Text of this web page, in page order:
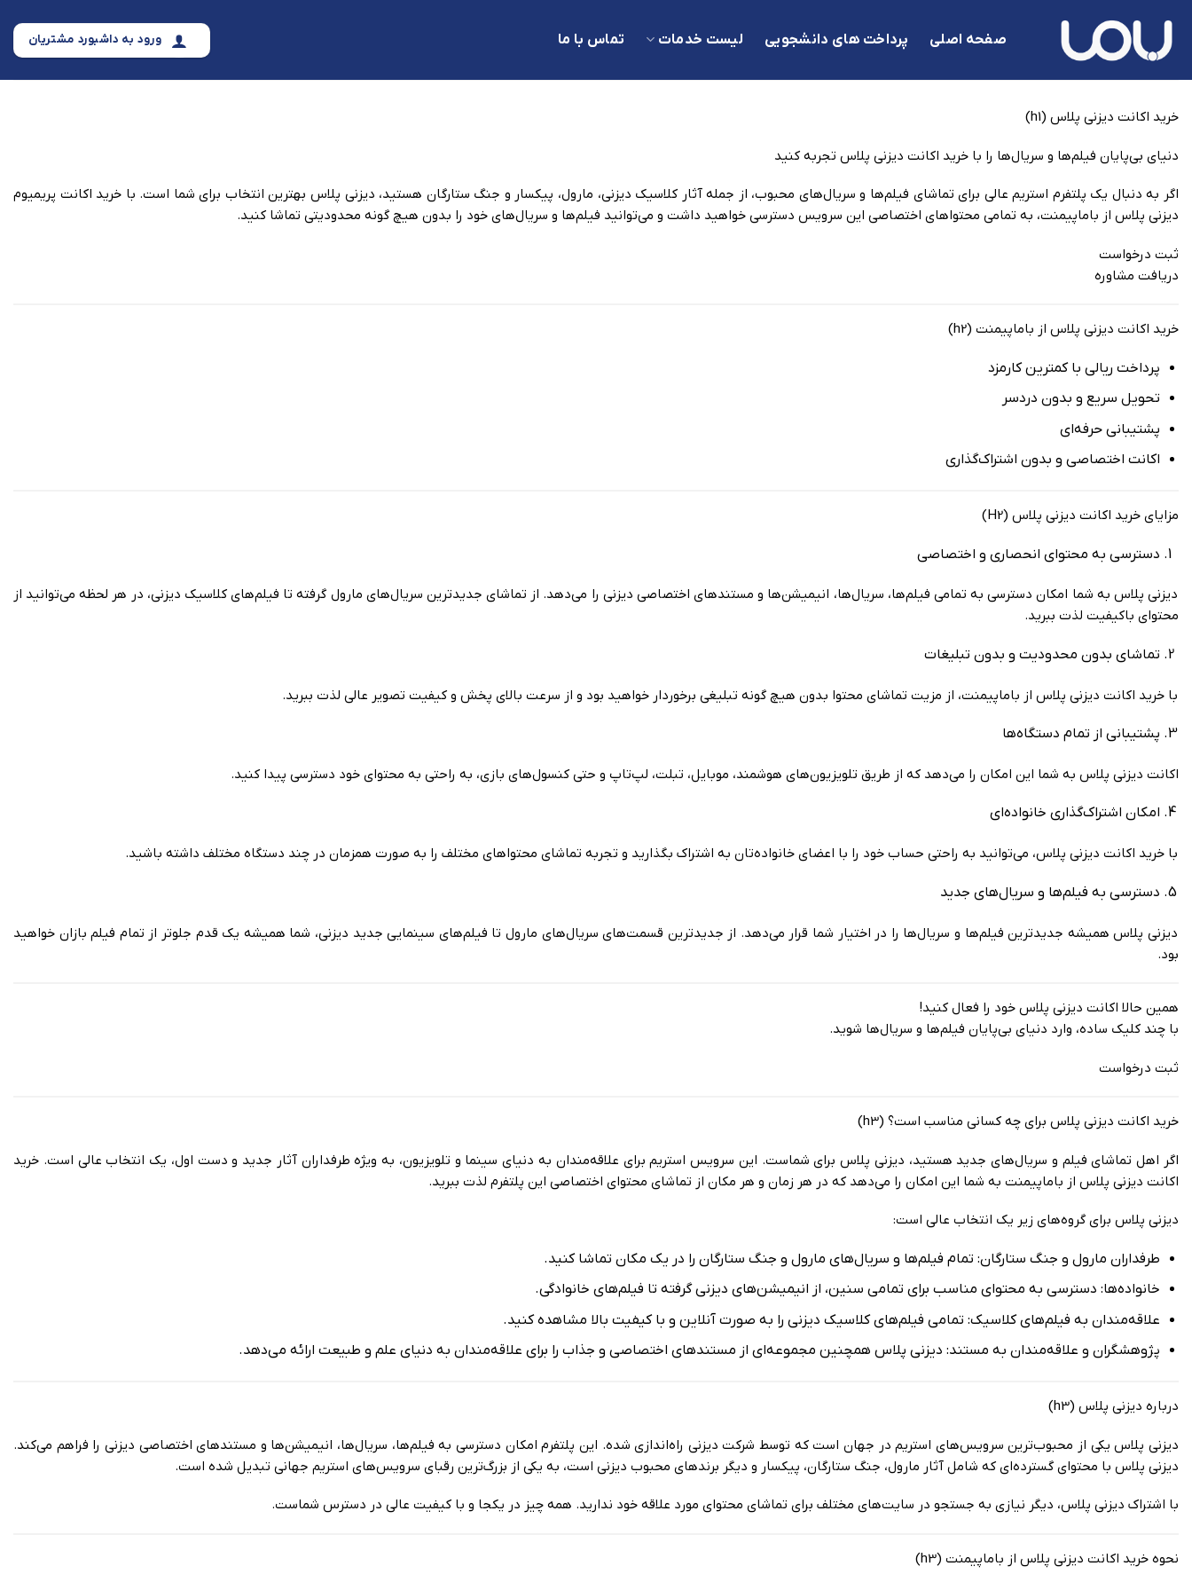
content
صفحه اصلی پرداخت های دانشجویی لیست خدمات تماس با ما ورود به داشبورد مشتریان
خرید اکانت دیزنی پلاس (h1)
دنیای بی‌پایان فیلم‌ها و سریال‌ها را با خرید اکانت دیزنی پلاس تجربه کنید
اگر به دنبال یک پلتفرم استریم عالی برای تماشای فیلم‌ها و سریال‌های محبوب، از جمله آثار کلاسیک دیزنی، مارول، پیکسار و جنگ ستارگان هستید، دیزنی پلاس بهترین انتخاب برای شما است. با خرید اکانت پریمیوم
دیزنی پلاس از باماپیمنت، به تمامی محتواهای اختصاصی این سرویس دسترسی خواهید داشت و می‌توانید فیلم‌ها و سریال‌های خود را بدون هیچ گونه محدودیتی تماشا کنید.
ثبت درخواست
دریافت مشاوره
خرید اکانت دیزنی پلاس از باماپیمنت (h2)
پرداخت ریالی با کمترین کارمزد
تحویل سریع و بدون دردسر
پشتیبانی حرفه‌ای
اکانت اختصاصی و بدون اشتراک‌گذاری
مزایای خرید اکانت دیزنی پلاس (H2)
دسترسی به محتوای انحصاری و اختصاصی
دیزنی پلاس به شما امکان دسترسی به تمامی فیلم‌ها، سریال‌ها، انیمیشن‌ها و مستندهای اختصاصی دیزنی را می‌دهد. از تماشای جدیدترین سریال‌های مارول گرفته تا فیلم‌های کلاسیک دیزنی، در هر لحظه می‌توانید از
محتوای باکیفیت لذت ببرید.
تماشای بدون محدودیت و بدون تبلیغات
با خرید اکانت دیزنی پلاس از باماپیمنت، از مزیت تماشای محتوا بدون هیچ گونه تبلیغی برخوردار خواهید بود و از سرعت بالای پخش و کیفیت تصویر عالی لذت ببرید.
پشتیبانی از تمام دستگاه‌ها
اکانت دیزنی پلاس به شما این امکان را می‌دهد که از طریق تلویزیون‌های هوشمند، موبایل، تبلت، لپ‌تاپ و حتی کنسول‌های بازی، به راحتی به محتوای خود دسترسی پیدا کنید.
امکان اشتراک‌گذاری خانواده‌ای
با خرید اکانت دیزنی پلاس، می‌توانید به راحتی حساب خود را با اعضای خانواده‌تان به اشتراک بگذارید و تجربه تماشای محتواهای مختلف را به صورت همزمان در چند دستگاه مختلف داشته باشید.
دسترسی به فیلم‌ها و سریال‌های جدید
دیزنی پلاس همیشه جدیدترین فیلم‌ها و سریال‌ها را در اختیار شما قرار می‌دهد. از جدیدترین قسمت‌های سریال‌های مارول تا فیلم‌های سینمایی جدید دیزنی، شما همیشه یک قدم جلوتر از تمام فیلم بازان خواهید
بود.
همین حالا اکانت دیزنی پلاس خود را فعال کنید!
با چند کلیک ساده، وارد دنیای بی‌پایان فیلم‌ها و سریال‌ها شوید.
ثبت درخواست
خرید اکانت دیزنی پلاس برای چه کسانی مناسب است؟ (h3)
اگر اهل تماشای فیلم و سریال‌های جدید هستید، دیزنی پلاس برای شماست. این سرویس استریم برای علاقه‌مندان به دنیای سینما و تلویزیون، به ویژه طرفداران آثار جدید و دست اول، یک انتخاب عالی است. خرید
اکانت دیزنی پلاس از باماپیمنت به شما این امکان را می‌دهد که در هر زمان و هر مکان از تماشای محتوای اختصاصی این پلتفرم لذت ببرید.
دیزنی پلاس برای گروه‌های زیر یک انتخاب عالی است:
طرفداران مارول و جنگ ستارگان: تمام فیلم‌ها و سریال‌های مارول و جنگ ستارگان را در یک مکان تماشا کنید.
خانواده‌ها: دسترسی به محتوای مناسب برای تمامی سنین، از انیمیشن‌های دیزنی گرفته تا فیلم‌های خانوادگی.
علاقه‌مندان به فیلم‌های کلاسیک: تمامی فیلم‌های کلاسیک دیزنی را به صورت آنلاین و با کیفیت بالا مشاهده کنید.
پژوهشگران و علاقه‌مندان به مستند: دیزنی پلاس همچنین مجموعه‌ای از مستندهای اختصاصی و جذاب را برای علاقه‌مندان به دنیای علم و طبیعت ارائه می‌دهد.
درباره دیزنی پلاس (h3)
دیزنی پلاس یکی از محبوب‌ترین سرویس‌های استریم در جهان است که توسط شرکت دیزنی راه‌اندازی شده. این پلتفرم امکان دسترسی به فیلم‌ها، سریال‌ها، انیمیشن‌ها و مستندهای اختصاصی دیزنی را فراهم می‌کند.
دیزنی پلاس با محتوای گسترده‌ای که شامل آثار مارول، جنگ ستارگان، پیکسار و دیگر برندهای محبوب دیزنی است، به یکی از بزرگ‌ترین رقبای سرویس‌های استریم جهانی تبدیل شده است.
با اشتراک دیزنی پلاس، دیگر نیازی به جستجو در سایت‌های مختلف برای تماشای محتوای مورد علاقه خود ندارید. همه چیز در یکجا و با کیفیت عالی در دسترس شماست.
نحوه خرید اکانت دیزنی پلاس از باماپیمنت (h3)